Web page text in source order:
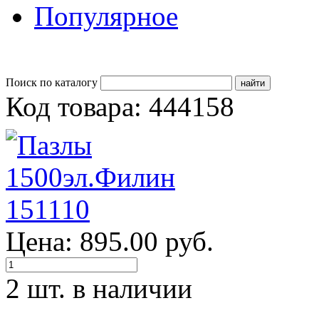
Популярное
Поиск по каталогу
Код товара: 444158
Цена: 895.00 руб.
2 шт. в наличии